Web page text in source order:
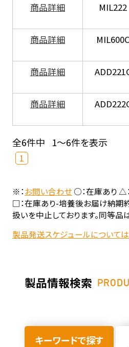
商品詳細
MIL222
商品詳細
MIL600C
商品詳細
商品詳細
全6件中 1～6件を表示
1
※：お問い合わせ○：在庫あり △
□：在庫あり-培養後お届け納期
扱いを中止しております。同等品
製品発送スケジュールについて
製品情報検索
キーワードで探す